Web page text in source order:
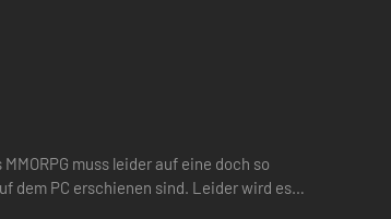
Entkomme der Zerstörungskraft
zu genießen.
muss leider auf eine doch so
dem PC erschienen sind. Leider wird es